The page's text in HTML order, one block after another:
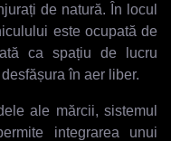
de natură. În locul
este ocupată de
ca spațiu de lucru
în aer liber.
ale mărcii, sistemul
integrarea unui